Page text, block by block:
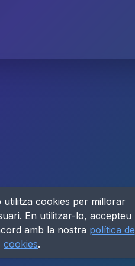
utilitza cookies per millorar
En utilitzar-lo, accepteu
amb la nostra política de
cookies.